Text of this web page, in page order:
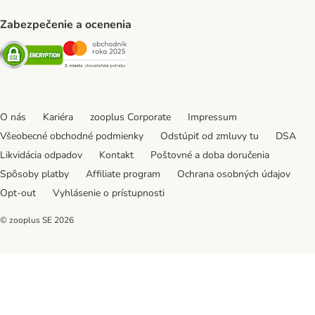
Zabezpečenie a ocenenia
Security Security
O nás Kariéra zooplus Corporate
Impressum
Všeobecné obchodné podmienky
Odstúpiť od zmluvy tu
DSA
Likvidácia odpadov
Kontakt
Poštovné a doba doručenia
Spôsoby platby
Affiliate program
Ochrana osobných údajov
Opt-out
Vyhlásenie o prístupnosti
© zooplus SE 2026